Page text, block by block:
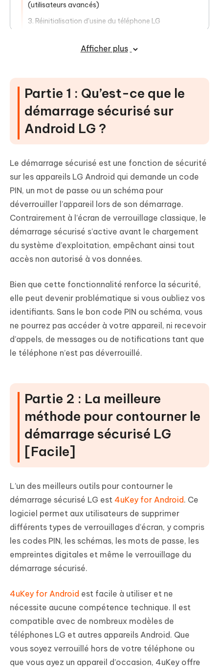
(utilisateurs avancés)
3. Réinitialisation d'usine du téléphone LG
5. Contournement via le mode sans échec
sécurisé LG
Afficher plus
Partie 1 : Qu’est-ce que le
démarrage sécurisé sur
Android LG ?
Le démarrage sécurisé est une fonction de sécurité
sur les appareils LG Android qui demande un code
PIN, un mot de passe ou un schéma pour
déverrouiller l’appareil lors de son démarrage.
Contrairement à l’écran de verrouillage classique, le
démarrage sécurisé s’active avant le chargement
du système d’exploitation, empêchant ainsi tout
accès non autorisé à vos données.
Bien que cette fonctionnalité renforce la sécurité,
elle peut devenir problématique si vous oubliez vos
identifiants. Sans le bon code PIN ou schéma, vous
ne pourrez pas accéder à votre appareil, ni recevoir
d’appels, de messages ou de notifications tant que
le téléphone n’est pas déverrouillé.
Partie 2 : La meilleure
méthode pour contourner le
démarrage sécurisé LG
[Facile]
L’un des meilleurs outils pour contourner le
démarrage sécurisé LG est 4uKey for Android. Ce
logiciel permet aux utilisateurs de supprimer
différents types de verrouillages d’écran, y compris
les codes PIN, les schémas, les mots de passe, les
empreintes digitales et même le verrouillage du
démarrage sécurisé.
4uKey for Android est facile à utiliser et ne
nécessite aucune compétence technique. Il est
compatible avec de nombreux modèles de
téléphones LG et autres appareils Android. Que
vous soyez verrouillé hors de votre téléphone ou
que vous ayez un appareil d’occasion, 4uKey offre